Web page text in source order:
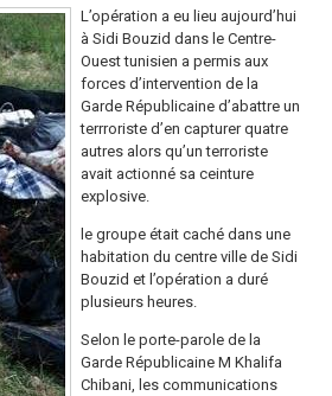
L’opération a eu lieu aujourd’hui
à Sidi Bouzid dans le Centre-
Ouest tunisien a permis aux
forces d’intervention de la
Garde Républicaine d’abattre un
terrroriste d’en capturer quatre
autres alors qu’un terroriste
avait actionné sa ceinture
explosive.
le groupe était caché dans une
habitation du centre ville de Sidi
Bouzid et l’opération a duré
plusieurs heures.
Selon le porte-parole de la
Garde Républicaine M Khalifa
Chibani, les communications